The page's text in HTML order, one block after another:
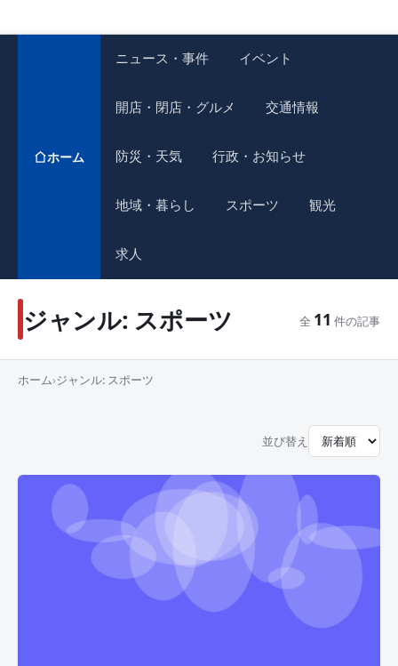
ホーム
ニュース・事件 イベント
開店・閉店・グルメ 交通情報
防災・天気 行政・お知らせ
地域・暮らし スポーツ 観光
求人
ジャンル: スポーツ 全 11 件の記事
ホーム›ジャンル: スポーツ
並び替え